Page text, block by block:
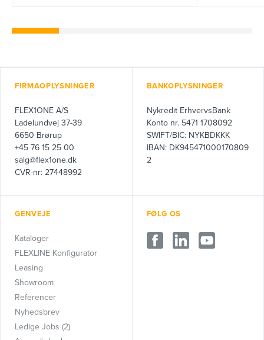
FIRMAOPLYSNINGER
FLEX1ONE A/S
Ladelundvej 37-39
6650 Brørup
+45 76 15 25 00
salg@flex1one.dk
CVR-nr: 27448992
BANKOPLYSNINGER
Nykredit ErhvervsBank
Konto nr. 5471 1708092
SWIFT/BIC: NYKBDKKK
IBAN: DK945471000170809
2
GENVEJE
Kataloger
FLEXLINE Konfigurator
Leasing
Showroom
Referencer
Nyhedsbrev
Ledige Jobs (2)
FØLG OS